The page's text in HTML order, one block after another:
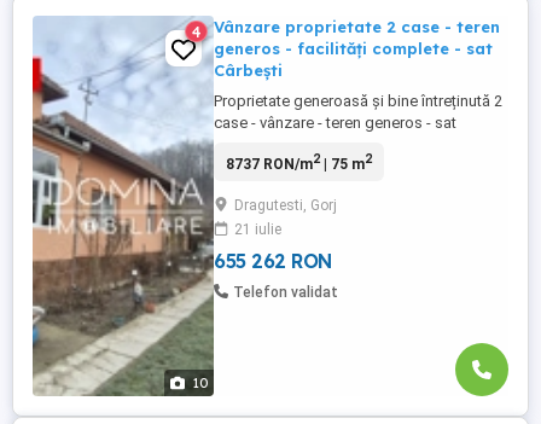
10
4
Vânzare proprietate 2 case - teren
generos - facilități complete - sat
Cârbești
Proprietate generoasă și bine întreținută 2
case - vânzare - teren generos - sat
Târgu Jiu! Domina Imobiliare vă propune
bine întreținută, situată în comuna
Drăguțești, sat Cârbești, la aproximativ 10
km de orașul Târgu ...
8737 RON/m2| 75 m2
Dragutesti, Gorj
21 iulie
655 262 RON
Telefon validat